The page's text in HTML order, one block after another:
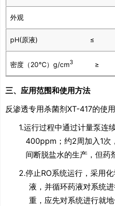
外观
pH(原液) ≤
密度（20℃）g/cm3 ≥
三、应用范围和使用方法
反渗透专用杀菌剂XT-417的使
1.运行过程中通过计量泵连
400ppm ；约2周加入1次
间断脱盐水的生产，但药
2.停止RO系统运行，采用
液，并循环药液对系统
重，应先对系统进行就